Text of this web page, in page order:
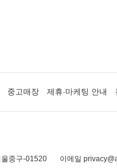
중고매장 제휴·마케팅 안내
중구-01520 이메일